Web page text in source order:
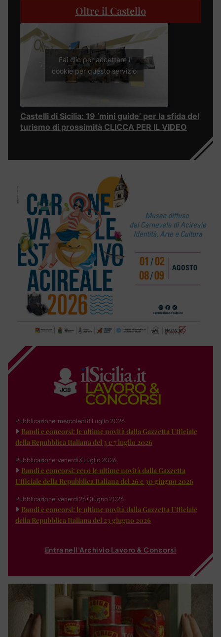
Oltre il Castello
Fai clic per accettare i
cookie per questo servizio
Castelli di Sicilia: 19 ‘mini guide’ per la sfida del
turismo di prossimità CLICCA PER IL VIDEO
Pubblicazione: mercoledì 8 Luglio 2026
Bandi e concorsi: le ultime novità dalla Gazzetta Ufficiale
della Repubblica Italiana del 3 e 7 luglio 2026
Pubblicazione: venerdì 3 Luglio 2026
Bandi e concorsi: ecco le ultime novità dalla Gazzetta
Ufficiale della Repubblica Italiana del 26 e 30 giugno 2026
Pubblicazione: venerdì 26 Giugno 2026
Bandi e concorsi: le ultime novità dalla Gazzetta Ufficiale
della Repubblica Italiana del 23 giugno 2026
Entra nell'Archivio Lavoro & Concorsi